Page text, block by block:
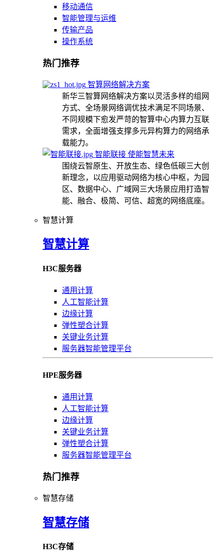
移动通信
智能管理与运维
传输产品
操作系统
热门推荐
智算网络解决方案
新华三智算网络解决方案以灵活多样的组网
方式、全场景网络调优技术满足不同场景、
不同规模下愈发严苛的智算中心内算力互联
需求，全面增强支撑多元异构算力的网络承
载能力。
智能联接 使能智慧未来
围绕云智原生、开放生态、绿色低碳三大创
新理念，以应用驱动网络为核心中枢，为园
区、数据中心、广域网三大场景应用打造智
能、融合、极简、可信、超宽的网络底座。
智慧计算
智慧计算
H3C服务器
通用计算
人工智能计算
边缘计算
弹性塑合计算
关键业务计算
服务器智能管理平台
HPE服务器
通用计算
人工智能计算
边缘计算
关键业务计算
弹性塑合计算
服务器智能管理平台
热门推荐
智慧存储
智慧存储
H3C存储